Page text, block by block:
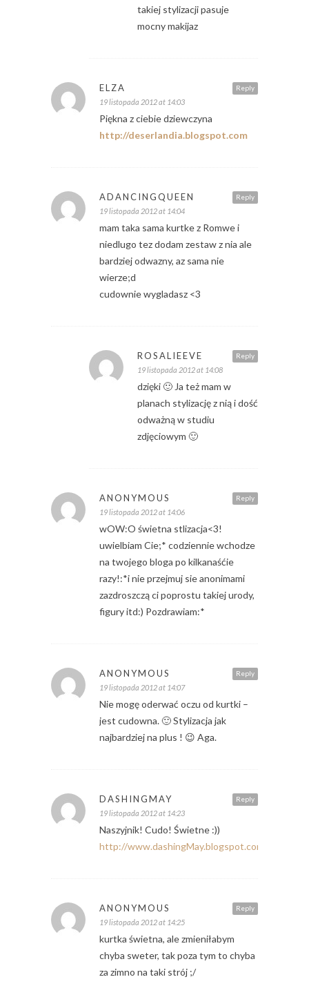
takiej stylizacji pasuje
mocny makijaz
Reply
ELZA
19 listopada 2012 at 14:03
Piękna z ciebie dziewczyna
http://deserlandia.blogspot.com
Reply
ADANCINGQUEEN
19 listopada 2012 at 14:04
mam taka sama kurtke z Romwe i
niedlugo tez dodam zestaw z nia ale
bardziej odwazny, az sama nie
wierze;d
cudownie wygladasz <3
Reply
ROSALIEEVE
19 listopada 2012 at 14:08
dzięki 🙂 Ja też mam w
planach stylizację z nią i dość
odważną w studiu
zdjęciowym 🙂
Reply
ANONYMOUS
19 listopada 2012 at 14:06
wOW:O świetna stlizacja<3!
uwielbiam Cie;* codziennie wchodze
na twojego bloga po kilkanaśćie
razy!:*i nie przejmuj sie anonimami
zazdroszczą ci poprostu takiej urody,
figury itd:) Pozdrawiam:*
Reply
ANONYMOUS
19 listopada 2012 at 14:07
Nie mogę oderwać oczu od kurtki –
jest cudowna. 🙂 Stylizacja jak
najbardziej na plus ! 😉 Aga.
Reply
DASHINGMAY
19 listopada 2012 at 14:23
Naszyjnik! Cudo! Świetne :))
http://www.dashingMay.blogspot.com
Reply
ANONYMOUS
19 listopada 2012 at 14:25
kurtka świetna, ale zmieniłabym
chyba sweter, tak poza tym to chyba
za zimno na taki strój ;/